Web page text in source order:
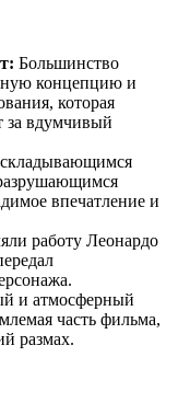
Большинство
концепцию и
которая
за вдумчивый
впечатление и
работу Леонардо
и атмосферный
часть фильма,
размах.